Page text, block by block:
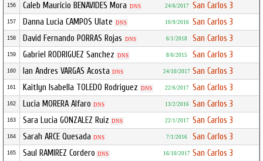
156 Caleb Mauricio BENAVIDES Mora DNS 24/6/2017 San Carlos 3
157 Danna Lucia CAMPOS Ulate DNS 10/9/2016 San Carlos 3
158 David Fernando PORRAS Rojas DNS 6/1/2018 San Carlos 3
159 Gabriel RODRIGUEZ Sanchez DNS 8/6/2015 San Carlos 3
160 Ian Andres VARGAS Acosta DNS 24/10/2017 San Carlos 3
161 Kaitlyn Isabella TOLEDO Rodriguez DNS 22/6/2017 San Carlos 3
162 Lucia MORERA Alfaro DNS 13/2/2016 San Carlos 3
163 Sara Lucia GONZALEZ Ruiz DNS 22/1/2017 San Carlos 3
164 Sarah ARCE Quesada DNS 7/1/2016 San Carlos 3
165 Saul RAMIREZ Cordero DNS 16/10/2017 San Carlos 3